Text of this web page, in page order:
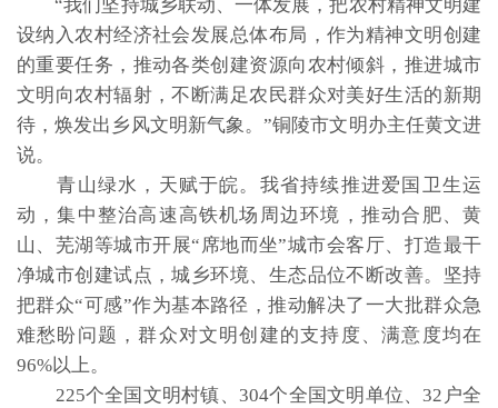
“我们坚持城乡联动、一体发展，把农村精神文明建
设纳入农村经济社会发展总体布局，作为精神文明创建
的重要任务，推动各类创建资源向农村倾斜，推进城市
文明向农村辐射，不断满足农民群众对美好生活的新期
待，焕发出乡风文明新气象。”铜陵市文明办主任黄文进
说。
青山绿水，天赋于皖。我省持续推进爱国卫生运
动，集中整治高速高铁机场周边环境，推动合肥、黄
山、芜湖等城市开展“席地而坐”城市会客厅、打造最干
净城市创建试点，城乡环境、生态品位不断改善。坚持
把群众“可感”作为基本路径，推动解决了一大批群众急
难愁盼问题，群众对文明创建的支持度、满意度均在
96%以上。
225个全国文明村镇、304个全国文明单位、32户全